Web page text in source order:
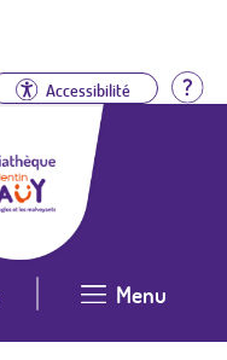
Accessibilité
Menu